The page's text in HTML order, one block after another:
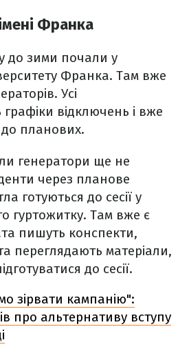
Франка
до зими почали у
Франка. Там вже
Усі
відключень і вже
планових.
генератори ще не
через планове
готуються до сесії у
гуртожитку. Там вже є
пишуть конспекти,
переглядають матеріали,
до сесії.
зірвати кампанію":
про альтернативу вступу